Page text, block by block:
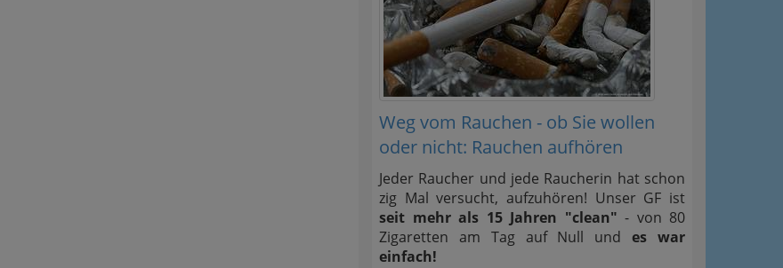
Weg vom Rauchen - ob Sie wollen
oder nicht: Rauchen aufhören
Jeder Raucher und jede Raucherin hat schon
zig Mal versucht, aufzuhören! Unser GF ist
seit mehr als 15 Jahren "clean" - von 80
Zigaretten am Tag auf Null undes war
einfach!